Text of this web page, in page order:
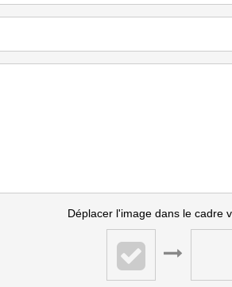
Déplacer l'image dans le cadre